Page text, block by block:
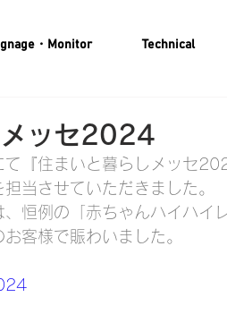
・Monitor Technical
メッセ2024
『住まいと暮らしメッセ
当させていただきました。
恒例の「赤ちゃんハイハイ
客様で賑わいました。